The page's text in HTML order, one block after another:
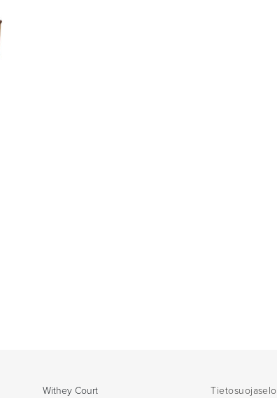
Withey Court